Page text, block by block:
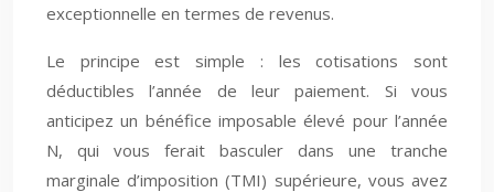
exceptionnelle en termes de revenus.
Le principe est simple : les cotisations sont
déductibles l’année de leur paiement. Si vous
anticipez un bénéfice imposable élevé pour l’année
N, qui vous ferait basculer dans une tranche
marginale d’imposition (TMI) supérieure, vous avez